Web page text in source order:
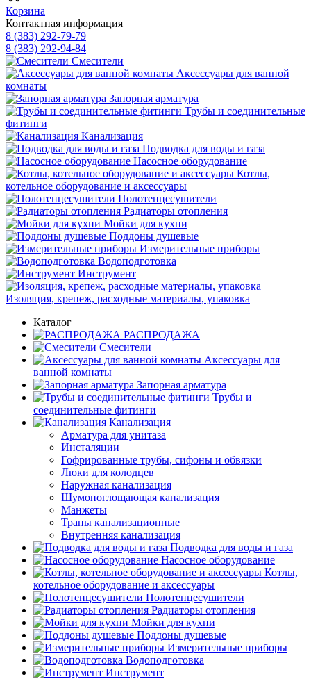
Корзина
Контактная информация
8 (383) 292-79-79
8 (383) 292-94-84
Смесители
Аксессуары для ванной
комнаты
Запорная арматура
Трубы и соединительные
фитинги
Канализация
Подводка для воды и газа
Насосное оборудование
Котлы,
котельное оборудование и аксессуары
Полотенцесушители
Радиаторы отопления
Мойки для кухни
Поддоны душевые
Измерительные приборы
Водоподготовка
Инструмент
Изоляция, крепеж, расходные материалы, упаковка
Каталог
РАСПРОДАЖА
Смесители
Аксессуары для
ванной комнаты
Запорная арматура
Трубы и
соединительные фитинги
Канализация
Арматура для унитаза
Инсталяции
Гофрированные трубы, сифоны и обвязки
Люки для колодцев
Наружная канализация
Шумопоглощающая канализация
Манжеты
Трапы канализационные
Внутренняя канализация
Подводка для воды и газа
Насосное оборудование
Котлы,
котельное оборудование и аксессуары
Полотенцесушители
Радиаторы отопления
Мойки для кухни
Поддоны душевые
Измерительные приборы
Водоподготовка
Инструмент